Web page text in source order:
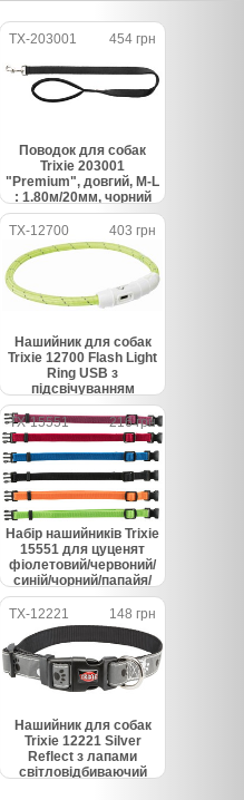
TX-203001 454 грн
Поводок для собак
Trixie 203001
"Premium", довгий, M-L
: 1.80м/20мм, чорний
TX-12700 403 грн
Нашийник для собак
Trixie 12700 Flash Light
Ring USB з
підсвічуванням
силіконовий зелений
розмір XS-S 35 см/7 мм
TX-15551 216 грн
Набір нашийників Trixie
15551 для цуценят
фіолетовий/червоний/
синій/чорний/папайя/
зелений нейлон S-M 17-
25 см 10 мм 6 шт
TX-12221 148 грн
Нашийник для собак
Trixie 12221 Silver
Reflect з лапами
світловідбиваючий